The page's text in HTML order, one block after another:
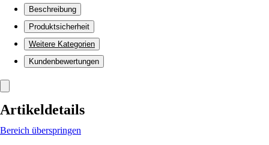
Beschreibung
Produktsicherheit
Weitere Kategorien
Kundenbewertungen
Artikeldetails
Bereich überspringen